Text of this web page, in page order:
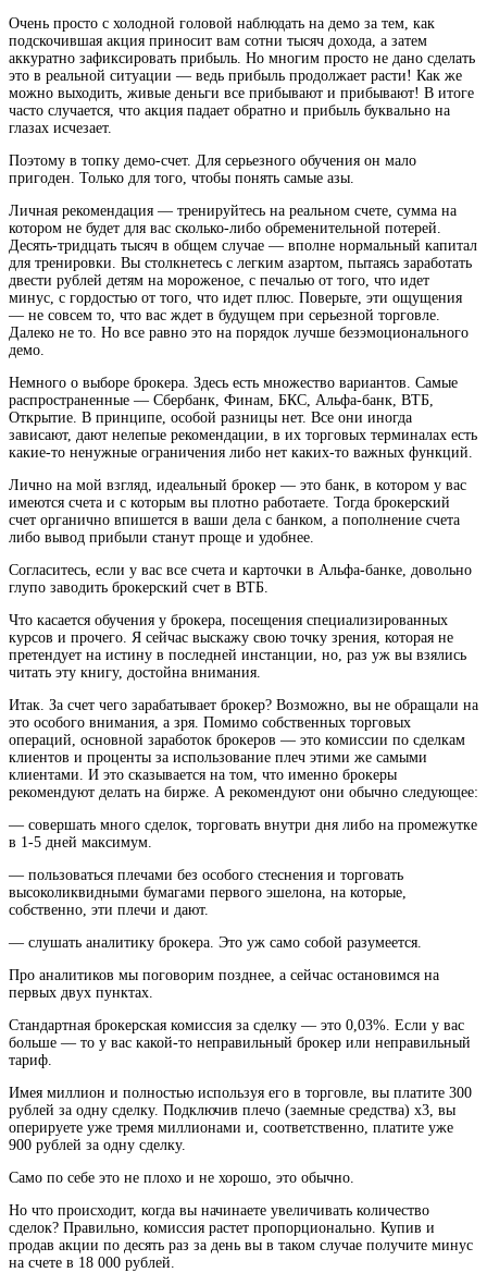
Очень просто с холодной головой наблюдать на демо за тем, как
подскочившая акция приносит вам сотни тысяч дохода, а затем
аккуратно зафиксировать прибыль. Но многим просто не дано сделать
это в реальной ситуации — ведь прибыль продолжает расти! Как же
можно выходить, живые деньги все прибывают и прибывают! В итоге
часто случается, что акция падает обратно и прибыль буквально на
глазах исчезает.
Поэтому в топку демо-счет. Для серьезного обучения он мало
пригоден. Только для того, чтобы понять самые азы.
Личная рекомендация — тренируйтесь на реальном счете, сумма на
котором не будет для вас сколько-либо обременительной потерей.
Десять-тридцать тысяч в общем случае — вполне нормальный капитал
для тренировки. Вы столкнетесь с легким азартом, пытаясь заработать
двести рублей детям на мороженое, с печалью от того, что идет
минус, с гордостью от того, что идет плюс. Поверьте, эти ощущения
— не совсем то, что вас ждет в будущем при серьезной торговле.
Далеко не то. Но все равно это на порядок лучше безэмоционального
демо.
Немного о выборе брокера. Здесь есть множество вариантов. Самые
распространенные — Сбербанк, Финам, БКС, Альфа-банк, ВТБ,
Открытие. В принципе, особой разницы нет. Все они иногда
зависают, дают нелепые рекомендации, в их торговых терминалах есть
какие-то ненужные ограничения либо нет каких-то важных функций.
Лично на мой взгляд, идеальный брокер — это банк, в котором у вас
имеются счета и с которым вы плотно работаете. Тогда брокерский
счет органично впишется в ваши дела с банком, а пополнение счета
либо вывод прибыли станут проще и удобнее.
Согласитесь, если у вас все счета и карточки в Альфа-банке, довольно
глупо заводить брокерский счет в ВТБ.
Что касается обучения у брокера, посещения специализированных
курсов и прочего. Я сейчас выскажу свою точку зрения, которая не
претендует на истину в последней инстанции, но, раз уж вы взялись
читать эту книгу, достойна внимания.
Итак. За счет чего зарабатывает брокер? Возможно, вы не обращали на
это особого внимания, а зря. Помимо собственных торговых
операций, основной заработок брокеров — это комиссии по сделкам
клиентов и проценты за использование плеч этими же самыми
клиентами. И это сказывается на том, что именно брокеры
рекомендуют делать на бирже. А рекомендуют они обычно следующее:
— совершать много сделок, торговать внутри дня либо на промежутке
в 1-5 дней максимум.
— пользоваться плечами без особого стеснения и торговать
высоколиквидными бумагами первого эшелона, на которые,
собственно, эти плечи и дают.
— слушать аналитику брокера. Это уж само собой разумеется.
Про аналитиков мы поговорим позднее, а сейчас остановимся на
первых двух пунктах.
Стандартная брокерская комиссия за сделку — это 0,03%. Если у вас
больше — то у вас какой-то неправильный брокер или неправильный
тариф.
Имея миллион и полностью используя его в торговле, вы платите 300
рублей за одну сделку. Подключив плечо (заемные средства) х3, вы
оперируете уже тремя миллионами и, соответственно, платите уже
900 рублей за одну сделку.
Само по себе это не плохо и не хорошо, это обычно.
Но что происходит, когда вы начинаете увеличивать количество
сделок? Правильно, комиссия растет пропорционально. Купив и
продав акции по десять раз за день вы в таком случае получите минус
на счете в 18 000 рублей.